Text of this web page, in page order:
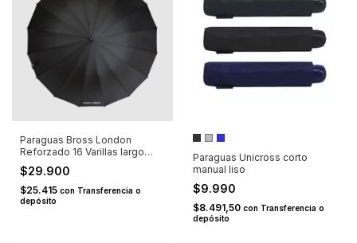
Paraguas Bross London
Reforzado 16 Varillas largo
negro
$29.900
$25.415 con Transferencia o
depósito
Paraguas Unicross corto
manual liso
$9.990
$8.491,50 con Transferencia o
depósito